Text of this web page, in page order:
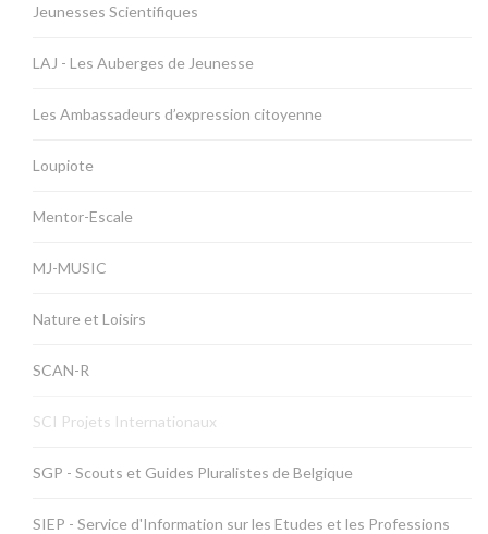
Jeunesses Scientifiques
LAJ - Les Auberges de Jeunesse
Les Ambassadeurs d’expression citoyenne
Loupiote
Mentor-Escale
MJ-MUSIC
Nature et Loisirs
SCAN-R
SCI Projets Internationaux
SGP - Scouts et Guides Pluralistes de Belgique
SIEP - Service d'Information sur les Etudes et les Professions